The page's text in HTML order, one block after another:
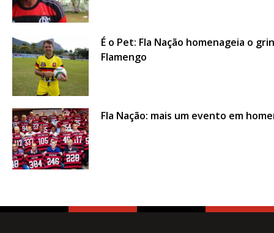
É o Pet: Fla Nação homenageia o
Flamengo
Fla Nação: mais um evento em